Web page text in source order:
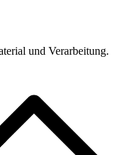
und Verarbeitung.